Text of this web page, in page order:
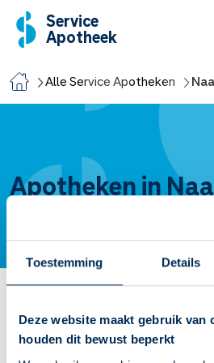
Toestemming Details
Deze website maakt gebruik van
houden dit bewust beperkt
Service
Apotheek
Alle Service Apotheken
Apotheken in
Service Apotheek Vesting
Koningin Wilhelminalaan51411 EL